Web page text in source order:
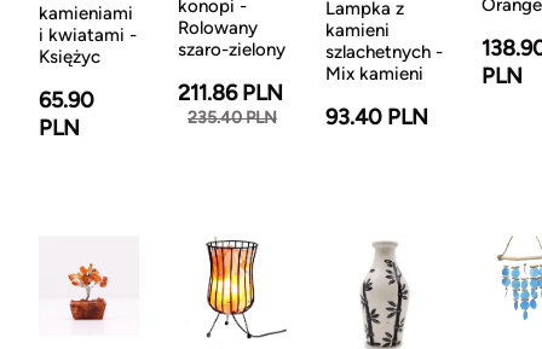
kamieniami
i kwiatami -
Księżyc
65.90
PLN
konopi -
Rolowany
szaro-zielony
211.86 PLN
235.40 PLN
Lampka z
kamieni
szlachetnych -
Mix kamieni
93.40 PLN
Orange
PLN